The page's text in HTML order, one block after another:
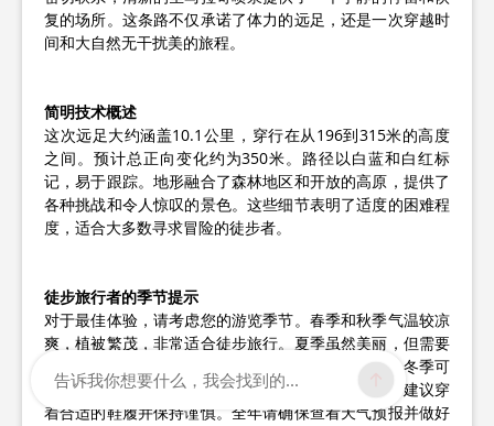
复的场所。这条路不仅承诺了体力的远足，还是一次穿越时
间和大自然无干扰美的旅程。
简明技术概述
这次远足大约涵盖10.1公里，穿行在从196到315米的高度
之间。预计总正向变化约为350米。路径以白蓝和白红标
记，易于跟踪。地形融合了森林地区和开放的高原，提供了
各种挑战和令人惊叹的景色。这些细节表明了适度的困难程
度，适合大多数寻求冒险的徒步者。
徒步旅行者的季节提示
对于最佳体验，请考虑您的游览季节。春季和秋季气温较凉
爽，植被繁茂，非常适合徒步旅行。夏季虽然美丽，但需要
充足的水分和防晒措施，特别是在开放的高原地区。冬季可
能会有雪覆盖，提供宁静但更具挑战性的徒步旅行；建议穿
着合适的鞋履并保持谨慎。全年请确保查看天气预报并做好
告诉我你想要什么，我会找到的...